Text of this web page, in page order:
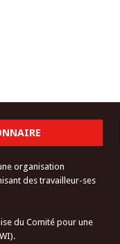
organisation
des travailleur-ses
du Comité pour une